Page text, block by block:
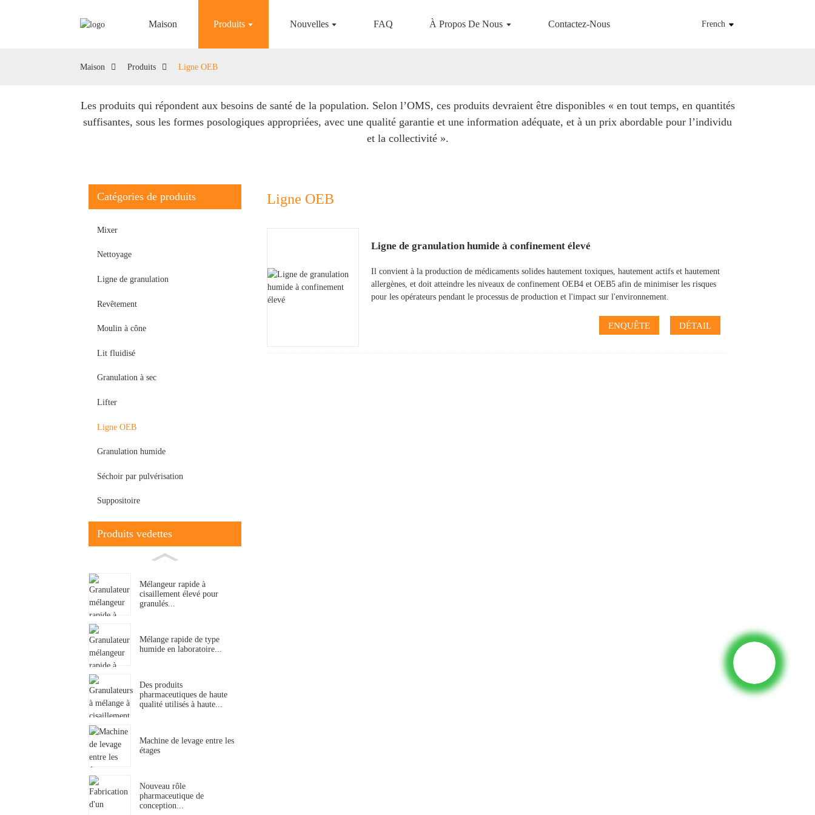
Maison Produits Nouvelles FAQ À Propos De Nous Contactez-Nous French
Maison Produits Ligne OEB
Les produits qui répondent aux besoins de santé de la population. Selon l’OMS, ces produits devraient être disponibles « en tout temps, en quantités
suffisantes, sous les formes posologiques appropriées, avec une qualité garantie et une information adéquate, et à un prix abordable pour l’individu
et la collectivité ».
Catégories de produits
Mixer
Nettoyage
Ligne de granulation
Revêtement
Moulin à cône
Lit fluidisé
Granulation à sec
Lifter
Ligne OEB
Granulation humide
Séchoir par pulvérisation
Suppositoire
Produits vedettes
Mélangeur rapide à
cisaillement élevé pour
granulés...
Mélange rapide de type
humide en laboratoire...
Des produits
pharmaceutiques de haute
qualité utilisés à haute...
Machine de levage entre les
étages
Nouveau rôle
pharmaceutique de
conception...
Ligne OEB
Ligne de granulation humide à confinement élevé
Il convient à la production de médicaments solides hautement toxiques, hautement actifs et hautement
allergènes, et doit atteindre les niveaux de confinement OEB4 et OEB5 afin de minimiser les risques
pour les opérateurs pendant le processus de production et l'impact sur l'environnement.
ENQUÊTE DÉTAIL